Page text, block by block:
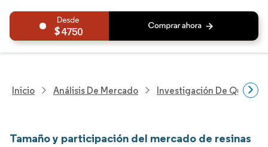
4750
Inicio Análisis De Mercado Investigación De
Tamaño y participación del mercado de resinas